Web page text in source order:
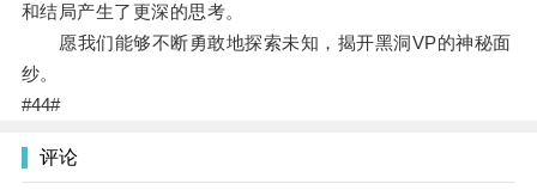
和结局产生了更深的思考。
愿我们能够不断勇敢地探索未知，揭开黑洞VP的神秘面
纱。
#44#
评论